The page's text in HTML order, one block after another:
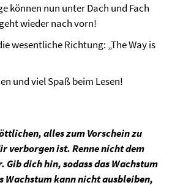
können nun unter Dach und Fach
wieder nach vorn!
wesentliche Richtung: „The Way is
und viel Spaß beim Lesen!
alles zum Vorschein zu
verborgen ist. Renne nicht dem
Gib dich hin, sodass das Wachstum
Wachstum kann nicht ausbleiben,